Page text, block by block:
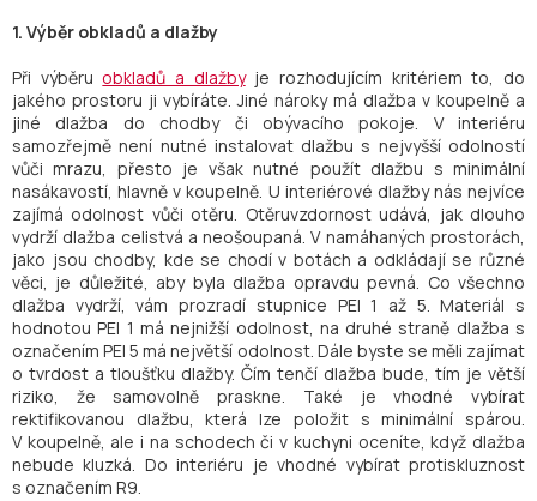
1. Výběr obkladů a dlažby
Při výběruobkladů a dlažbyje rozhodujícím kritériem to, do
jakého prostoru ji vybíráte. Jiné nároky má dlažba v koupelně a
jiné dlažba do chodby či obývacího pokoje. V interiéru
samozřejmě není nutné instalovat dlažbu s nejvyšší odolností
vůči mrazu, přesto je však nutné použít dlažbu s minimální
nasákavostí, hlavně v koupelně. U interiérové dlažby nás nejvíce
zajímá odolnost vůči otěru. Otěruvzdornost udává, jak dlouho
vydrží dlažba celistvá a neošoupaná. V namáhaných prostorách,
jako jsou chodby, kde se chodí v botách a odkládají se různé
věci, je důležité, aby byla dlažba opravdu pevná. Co všechno
dlažba vydrží, vám prozradí stupnice PEI 1 až 5. Materiál s
hodnotou PEI 1 má nejnižší odolnost, na druhé straně dlažba s
označením PEI 5 má největší odolnost. Dále byste se měli zajímat
o tvrdost a tloušťku dlažby. Čím tenčí dlažba bude, tím je větší
riziko, že samovolně praskne. Také je vhodné vybírat
rektifikovanou dlažbu, která lze položit s minimální spárou.
V koupelně, ale i na schodech či v kuchyni oceníte, když dlažba
nebude kluzká. Do interiéru je vhodné vybírat protiskluznost
s označením R9.